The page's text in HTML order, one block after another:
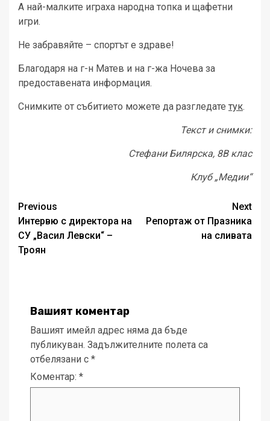
А най-малките играха народна топка и щафетни
игри.
Не забравяйте – спортът е здраве!
Благодаря на г-н Матев и на г-жа Ночева за
предоставената информация.
Снимките от събитието можете да разгледате тук.
Текст и снимки:
Стефани Билярска, 8В клас
Клуб „Медии“
Post
navigation
Previous
Интервю с директора на
СУ „Васил Левски“ –
Троян
Next
Репортаж от Празника
на сливата
Вашият коментар
Вашият имейл адрес няма да бъде
публикуван. Задължителните полета са
отбелязани с *
Коментар: *